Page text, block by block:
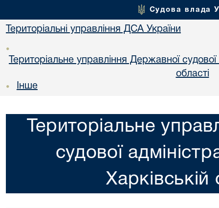
Судова влада
Територіальні управління ДСА України
•
Територіальне управління Державної судової
областi
• Інше
Територіальне
судової
Харкiвській